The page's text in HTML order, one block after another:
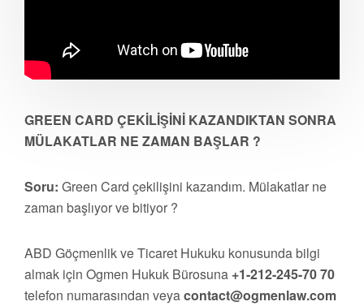
GREEN CARD ÇEKİLİŞİNİ KAZANDIKTAN SONRA
MÜLAKATLAR NE ZAMAN BAŞLAR ?
Soru: Green Card çekilişini kazandım. Mülakatlar ne
zaman başlıyor ve bitiyor ?
ABD Göçmenlik ve Ticaret Hukuku konusunda bilgi
almak için Ogmen Hukuk Bürosuna +1-212-245-70 70
telefon numarasından veyacontact@ogmenlaw.com